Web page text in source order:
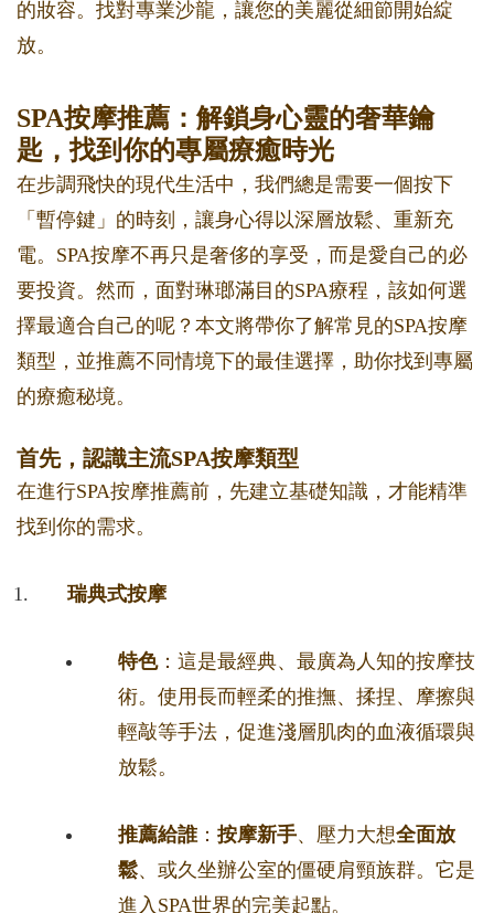
的妝容。找對專業沙龍，讓您的美麗從細節開始綻
放。
SPA按摩推薦：解鎖身心靈的奢華鑰
匙，找到你的專屬療癒時光
在步調飛快的現代生活中，我們總是需要一個按下
「暫停鍵」的時刻，讓身心得以深層放鬆、重新充
電。SPA按摩不再只是奢侈的享受，而是愛自己的必
要投資。然而，面對琳瑯滿目的SPA療程，該如何選
擇最適合自己的呢？本文將帶你了解常見的SPA按摩
類型，並推薦不同情境下的最佳選擇，助你找到專屬
的療癒秘境。
首先，認識主流SPA按摩類型
在進行SPA按摩推薦前，先建立基礎知識，才能精準
找到你的需求。
瑞典式按摩
特色：這是最經典、最廣為人知的按摩技
術。使用長而輕柔的推撫、揉捏、摩擦與
輕敲等手法，促進淺層肌肉的血液循環與
放鬆。
推薦給誰： 按摩新手、壓力大想全面放
鬆、或久坐辦公室的僵硬肩頸族群。它是
進入SPA世界的完美起點。